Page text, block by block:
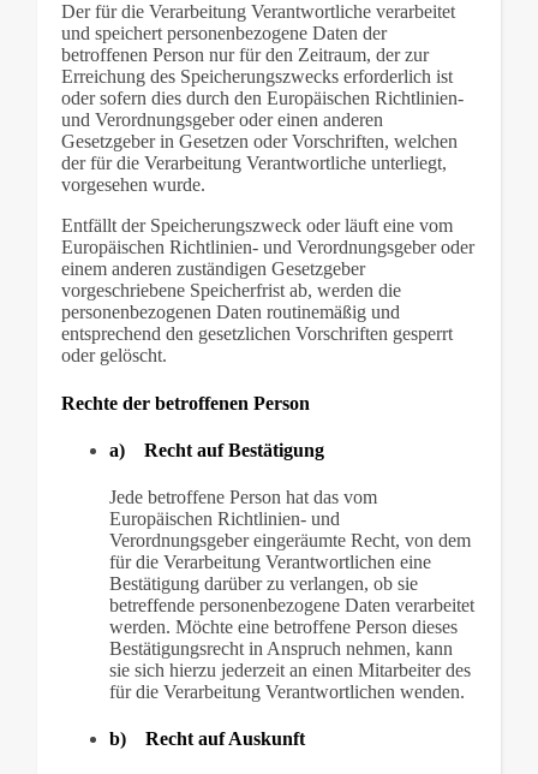
Der für die Verarbeitung Verantwortliche verarbeitet
und speichert personenbezogene Daten der
betroffenen Person nur für den Zeitraum, der zur
Erreichung des Speicherungszwecks erforderlich ist
oder sofern dies durch den Europäischen Richtlinien-
und Verordnungsgeber oder einen anderen
Gesetzgeber in Gesetzen oder Vorschriften, welchen
der für die Verarbeitung Verantwortliche unterliegt,
vorgesehen wurde.
Entfällt der Speicherungszweck oder läuft eine vom
Europäischen Richtlinien- und Verordnungsgeber oder
einem anderen zuständigen Gesetzgeber
vorgeschriebene Speicherfrist ab, werden die
personenbezogenen Daten routinemäßig und
entsprechend den gesetzlichen Vorschriften gesperrt
oder gelöscht.
Rechte der betroffenen Person
a) Recht auf Bestätigung
Jede betroffene Person hat das vom
Europäischen Richtlinien- und
Verordnungsgeber eingeräumte Recht, von dem
für die Verarbeitung Verantwortlichen eine
Bestätigung darüber zu verlangen, ob sie
betreffende personenbezogene Daten verarbeitet
werden. Möchte eine betroffene Person dieses
Bestätigungsrecht in Anspruch nehmen, kann
sie sich hierzu jederzeit an einen Mitarbeiter des
für die Verarbeitung Verantwortlichen wenden.
b) Recht auf Auskunft